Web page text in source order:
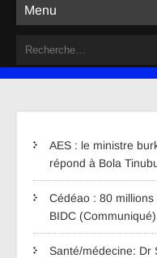
Menu
AES : le ministre
répond à Bola
Cédéao : 80 millions
BIDC
Santé/médecine: Dr